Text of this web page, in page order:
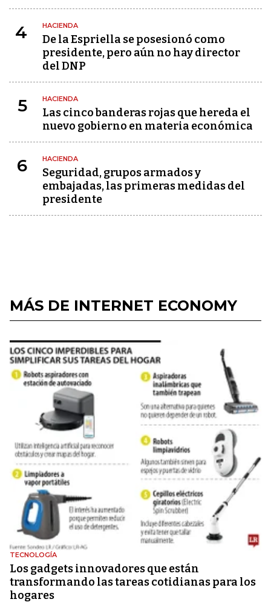
4 HACIENDA
De la Espriella se posesionó como
presidente, pero aún no hay director
del DNP
5 HACIENDA
Las cinco banderas rojas que hereda el
nuevo gobierno en materia económica
6 HACIENDA
Seguridad, grupos armados y
embajadas, las primeras medidas del
presidente
MÁS DE INTERNET ECONOMY
TECNOLOGÍA
Los gadgets innovadores que están
transformando las tareas cotidianas para los
hogares